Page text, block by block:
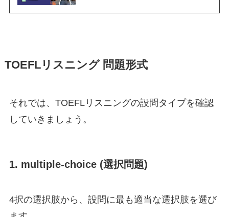
TOEFLリスニング 問題形式
それでは、TOEFLリスニングの設問タイプを確認
していきましょう。
1. multiple-choice (選択問題)
4択の選択肢から、設問に最も適当な選択肢を選び